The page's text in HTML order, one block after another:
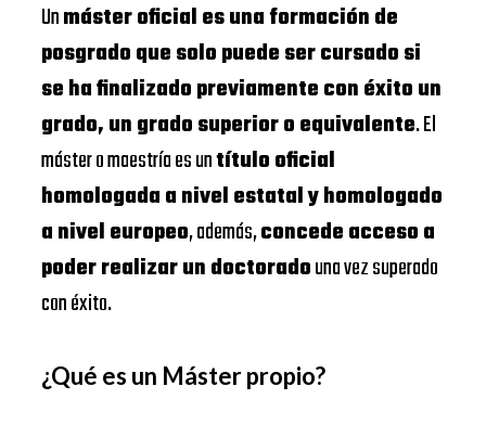
Unmáster oficial es una formación de
posgrado que solo puede ser cursado si
se ha finalizado previamente con éxito un
grado, un grado superior o equivalente. El
máster o maestría es untítulo oficial
homologada a nivel estatal y homologado
a nivel europeo, además,concede acceso a
poder realizar un doctoradouna vez superado
con éxito.
¿Qué es un Máster propio?